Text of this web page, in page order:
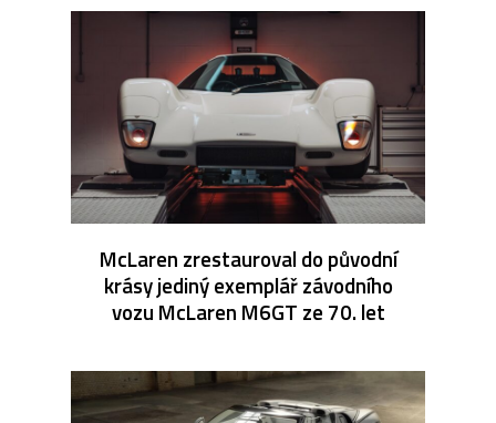
McLaren zrestauroval do původní
krásy jediný exemplář závodního
vozu McLaren M6GT ze 70. let